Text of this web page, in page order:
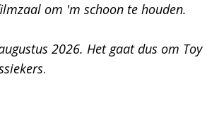
om 'm schoon te houden.
2026. Het gaat dus om Toy
.